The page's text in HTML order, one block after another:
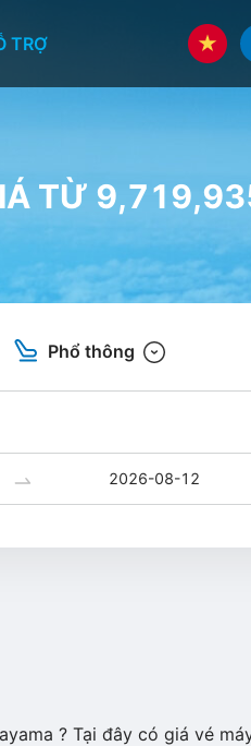
TRỢ
TỪ
Phổ thông
? Tại đây có giá vé